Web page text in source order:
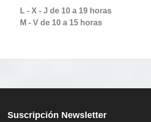
L - X - J de 10 a 19 horas
M - V de 10 a 15 horas
Suscripción Newsletter